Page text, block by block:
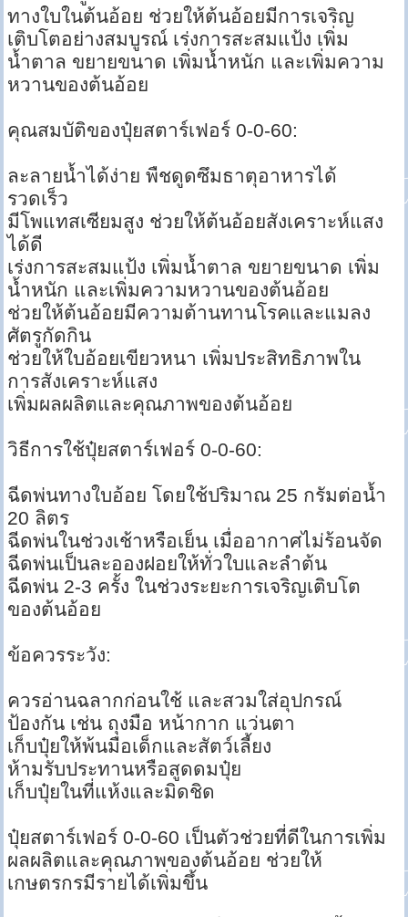
ทางใบในต้นอ้อย ช่วยให้ต้นอ้อยมีการเจริญ
เติบโตอย่างสมบูรณ์ เร่งการสะสมแป้ง เพิ่ม
น้ำตาล ขยายขนาด เพิ่มน้ำหนัก และเพิ่มความ
หวานของต้นอ้อย
คุณสมบัติของปุ๋ยสตาร์เฟอร์ 0-0-60:
ละลายน้ำได้ง่าย พืชดูดซึมธาตุอาหารได้
รวดเร็ว
มีโพแทสเซียมสูง ช่วยให้ต้นอ้อยสังเคราะห์แสง
ได้ดี
เร่งการสะสมแป้ง เพิ่มน้ำตาล ขยายขนาด เพิ่ม
น้ำหนัก และเพิ่มความหวานของต้นอ้อย
ช่วยให้ต้นอ้อยมีความต้านทานโรคและแมลง
ศัตรูกัดกิน
ช่วยให้ใบอ้อยเขียวหนา เพิ่มประสิทธิภาพใน
การสังเคราะห์แสง
เพิ่มผลผลิตและคุณภาพของต้นอ้อย
วิธีการใช้ปุ๋ยสตาร์เฟอร์ 0-0-60:
ฉีดพ่นทางใบอ้อย โดยใช้ปริมาณ 25 กรัมต่อน้ำ
20 ลิตร
ฉีดพ่นในช่วงเช้าหรือเย็น เมื่ออากาศไม่ร้อนจัด
ฉีดพ่นเป็นละอองฝอยให้ทั่วใบและลำต้น
ฉีดพ่น 2-3 ครั้ง ในช่วงระยะการเจริญเติบโต
ของต้นอ้อย
ข้อควรระวัง:
ควรอ่านฉลากก่อนใช้ และสวมใส่อุปกรณ์
ป้องกัน เช่น ถุงมือ หน้ากาก แว่นตา
เก็บปุ๋ยให้พ้นมือเด็กและสัตว์เลี้ยง
ห้ามรับประทานหรือสูดดมปุ๋ย
เก็บปุ๋ยในที่แห้งและมิดชิด
ปุ๋ยสตาร์เฟอร์ 0-0-60 เป็นตัวช่วยที่ดีในการเพิ่ม
ผลผลิตและคุณภาพของต้นอ้อย ช่วยให้
เกษตรกรมีรายได้เพิ่มขึ้น